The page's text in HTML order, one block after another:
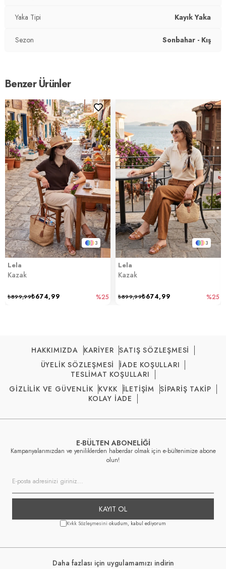
Yaka Tipi Kayık Yaka
Sezon Sonbahar - Kış
Benzer Ürünler
3
Lela
Kazak
₺674,99
₺899,99 %25
3
Lela
Kazak
₺674,99
₺899,99 %25
HAKKIMIZDA KARİYER SATIŞ SÖZLEŞMESİ
ÜYELİK SÖZLEŞMESİ
İADE KOŞULLARI
TESLİMAT KOŞULLARI
GİZLİLİK VE GÜVENLİK KVKK İLETİŞİM
SİPARİŞ TAKİP
KOLAY İADE
E-BÜLTEN ABONELİĞİ
Kampanyalarımızdan ve yeniliklerden haberdar olmak için e-bültenimize abone
olun!
KAYIT OL
Kvkk Sözleşmesini okudum, kabul ediyorum
Daha fazlası için uygulamamızı indirin